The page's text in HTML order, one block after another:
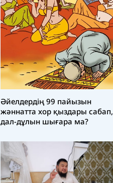
Әйелдердің 99 пайызын
жәннатта хор қыздары сабап,
дал-дұлын шығара ма?